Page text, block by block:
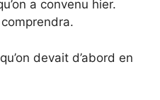
a convenu hier.
devait d’abord en